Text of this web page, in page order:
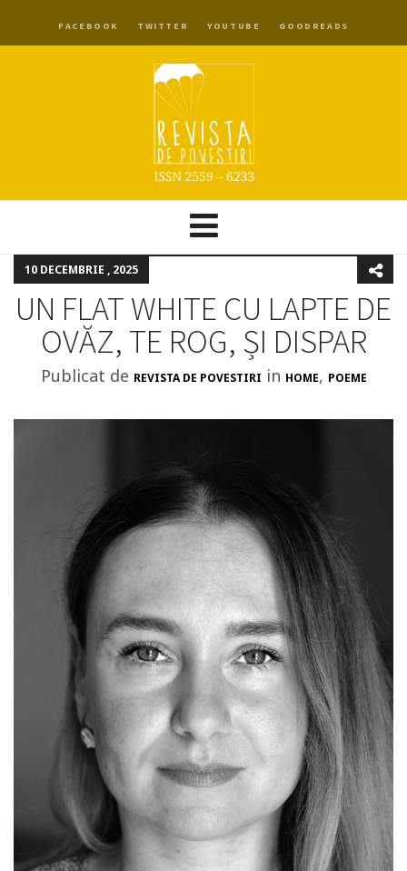
FACEBOOK TWITTER YOUTUBE GOODREADS
10 DECEMBRIE , 2025
UN FLAT WHITE CU LAPTE DE
OVĂZ, TE ROG, ȘI DISPAR
Publicat de REVISTA DE POVESTIRI in HOME, POEME